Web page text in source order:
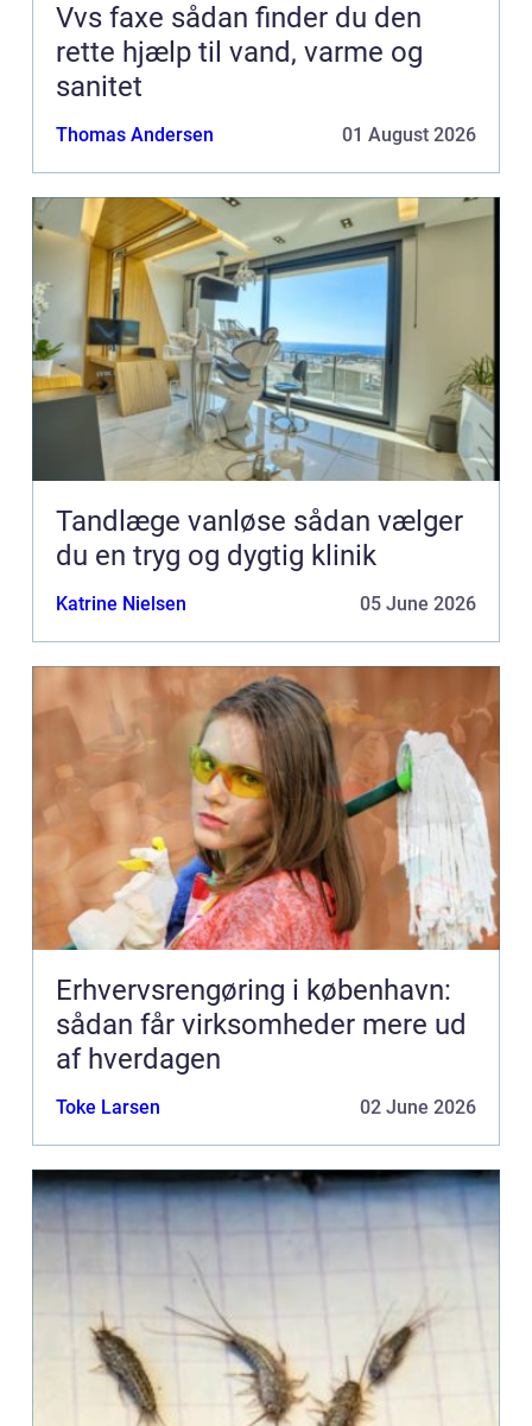
Vvs faxe sådan finder du den
rette hjælp til vand, varme og
sanitet
Thomas Andersen 01 August 2026
Tandlæge vanløse sådan vælger
du en tryg og dygtig klinik
Katrine Nielsen 05 June 2026
Erhvervsrengøring i københavn:
sådan får virksomheder mere ud
af hverdagen
Toke Larsen 02 June 2026